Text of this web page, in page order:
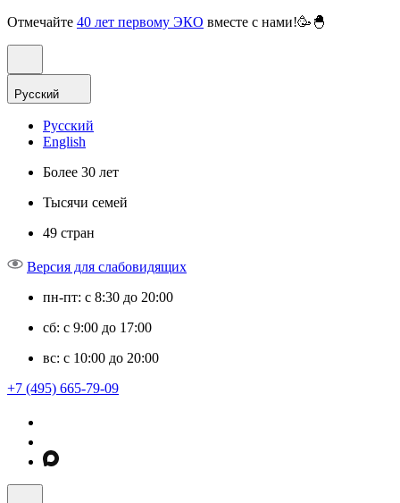
Отмечайте 40 лет первому ЭКО вместе с нами!🥳🐣
Русский
Русский
English
Более 30 лет
Тысячи семей
49 стран
Версия для слабовидящих
пн-пт: с 8:30 до 20:00
сб: с 9:00 до 17:00
вс: с 10:00 до 20:00
+7 (495) 665-79-09